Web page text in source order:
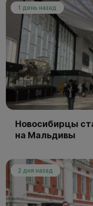
1 день назад
Новосибирцы
на Мальдивы
2 дня назад